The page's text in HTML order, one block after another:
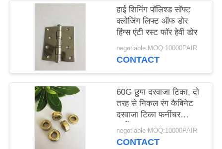
हाई शिनिंग पॉलिश्ड सॉफ्ट
क्लोजिंग लिफ्ट ऑफ डोर
हिंग्स एंटी रस्ट फॉर हेवी डोर
negotiable MOQ:10000PAIR
CONTACT
60G छुपा दरवाजा टिका, दो
तरह से निकल रंग कैबिनेट
दरवाजा टिका फर्नीचर
हार्डवेयर
negotiable MOQ:10000PAIR
CONTACT